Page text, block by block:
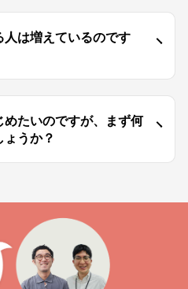
は増えているのです
たいのですが、まず何
うか？